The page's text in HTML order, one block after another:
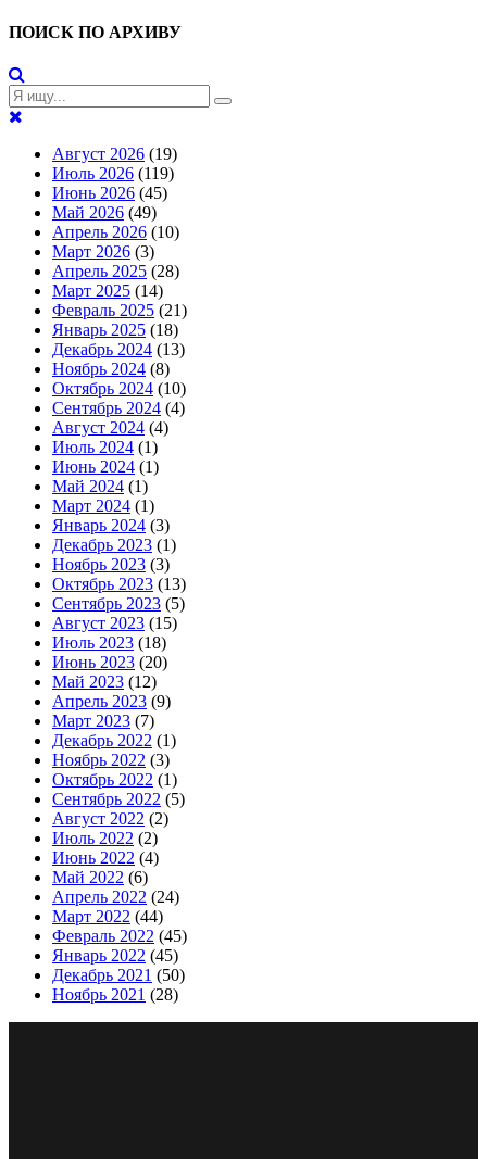
ПОИСК ПО АРХИВУ
Август 2026 (19)
Июль 2026 (119)
Июнь 2026 (45)
Май 2026 (49)
Апрель 2026 (10)
Март 2026 (3)
Апрель 2025 (28)
Март 2025 (14)
Февраль 2025 (21)
Январь 2025 (18)
Декабрь 2024 (13)
Ноябрь 2024 (8)
Октябрь 2024 (10)
Сентябрь 2024 (4)
Август 2024 (4)
Июль 2024 (1)
Июнь 2024 (1)
Май 2024 (1)
Март 2024 (1)
Январь 2024 (3)
Декабрь 2023 (1)
Ноябрь 2023 (3)
Октябрь 2023 (13)
Сентябрь 2023 (5)
Август 2023 (15)
Июль 2023 (18)
Июнь 2023 (20)
Май 2023 (12)
Апрель 2023 (9)
Март 2023 (7)
Декабрь 2022 (1)
Ноябрь 2022 (3)
Октябрь 2022 (1)
Сентябрь 2022 (5)
Август 2022 (2)
Июль 2022 (2)
Июнь 2022 (4)
Май 2022 (6)
Апрель 2022 (24)
Март 2022 (44)
Февраль 2022 (45)
Январь 2022 (45)
Декабрь 2021 (50)
Ноябрь 2021 (28)